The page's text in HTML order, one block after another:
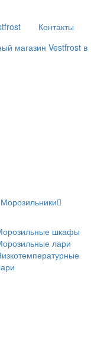
Контакты
Морозильники
шкафы
лари